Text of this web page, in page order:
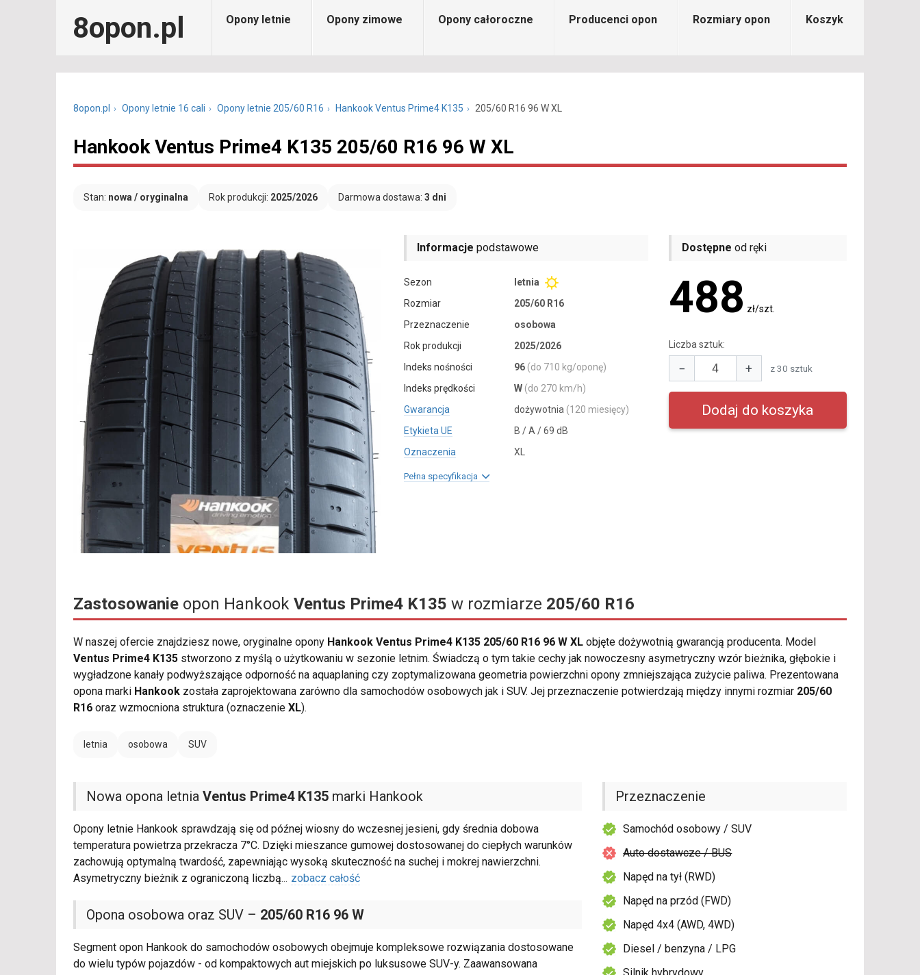
8opon.pl Opony letnie Opony zimowe Opony całoroczne Producenci opon Rozmiary opon Koszyk
8opon.pl Opony letnie 16 cali Opony letnie 205/60 R16 Hankook Ventus Prime4 K135 205/60 R16 96 W XL
Hankook Ventus Prime4 K135 205/60 R16 96 W XL
Stan: nowa / oryginalna Rok produkcji: 2025/2026 Darmowa dostawa: 3 dni
Informacje podstawowe
Sezon
letnia
Rozmiar
205/60 R16
Przeznaczenie
osobowa
Rok produkcji
2025/2026
Indeks nośności
96 (do 710 kg/oponę)
Indeks prędkości
W (do 270 km/h)
Gwarancja
dożywotnia (120 miesięcy)
Etykieta UE
B / A / 69 dB
Oznaczenia
XL
Pełna specyfikacja
Dostępne od ręki
488 zł/szt.
Liczba sztuk:
− + z 30 sztuk
Zastosowanie opon Hankook Ventus Prime4 K135 w rozmiarze 205/60 R16
W naszej ofercie znajdziesz nowe, oryginalne opony Hankook Ventus Prime4 K135 205/60 R16 96 W XL objęte dożywotnią gwarancją producenta. Model
Ventus Prime4 K135 stworzono z myślą o użytkowaniu w sezonie letnim. Świadczą o tym takie cechy jak nowoczesny asymetryczny wzór bieżnika, głębokie i
wygładzone kanały podwyższające odporność na aquaplaning czy zoptymalizowana geometria powierzchni opony zmniejszająca zużycie paliwa. Prezentowana
opona marki Hankook została zaprojektowana zarówno dla samochodów osobowych jak i SUV. Jej przeznaczenie potwierdzają między innymi rozmiar 205/60
R16 oraz wzmocniona struktura (oznaczenie XL).
letnia osobowa SUV
Nowa opona letnia Ventus Prime4 K135 marki Hankook
Opony letnie Hankook sprawdzają się od późnej wiosny do wczesnej jesieni, gdy średnia dobowa
temperatura powietrza przekracza 7°C. Dzięki mieszance gumowej dostosowanej do ciepłych warunków
zachowują optymalną twardość, zapewniając wysoką skuteczność na suchej i mokrej nawierzchni.
Asymetryczny bieżnik z ograniczoną liczbą... zobacz całość
Opona osobowa oraz SUV – 205/60 R16 96 W
Segment opon Hankook do samochodów osobowych obejmuje kompleksowe rozwiązania dostosowane
do wielu typów pojazdów - od kompaktowych aut miejskich po luksusowe SUV-y. Zaawansowana
Przeznaczenie
Samochód osobowy / SUV
Auto dostawcze / BUS
Napęd na tył (RWD)
Napęd na przód (FWD)
Napęd 4x4 (AWD, 4WD)
Diesel / benzyna / LPG